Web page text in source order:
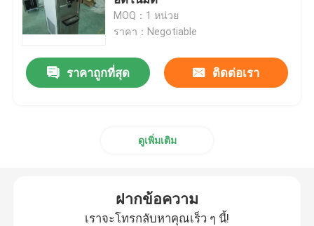
เครื่องโยเกิร์ตแช่แข็ง Soft Serve
เครื่องทำไอศกรีม
เครื่องไอศกรีมรสสามรส
MOQ：1 หน่วย
ราคา：Negotiable
ราคาถูกที่สุด ติดต่อเรา
ดูเพิ่มเติม
ฝากข้อความ
เราจะโทรกลับหาคุณเร็ว ๆ นี้!